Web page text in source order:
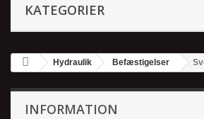
KATEGORIER
Hydraulik Befæstigelser
INFORMATION